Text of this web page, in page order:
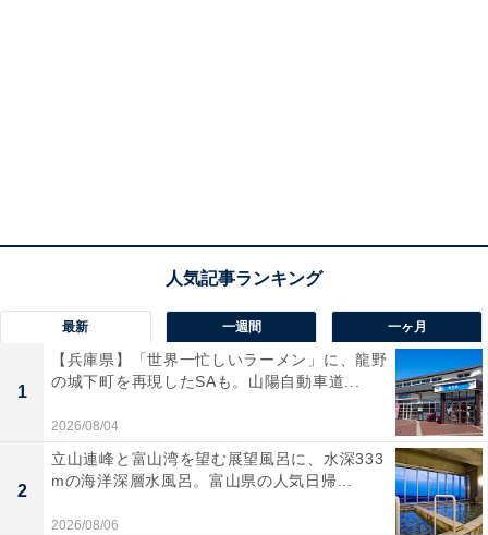
最新 一週間 一ヶ月
1
【兵庫県】「世界一忙しいラーメン」に、龍野
の城下町を再現したSAも。山陽自動車道...
2026/08/04
2
立山連峰と富山湾を望む展望風呂に、水深333
mの海洋深層水風呂。富山県の人気日帰...
2026/08/06